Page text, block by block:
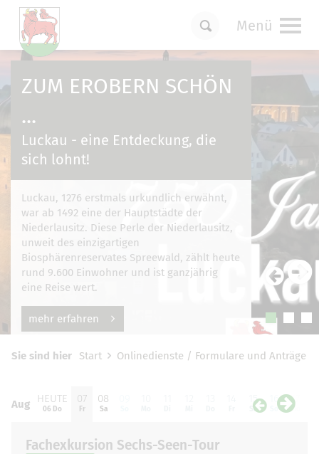
Menü
ZUM EROBERN SCHÖN
...
Luckau - eine Entdeckung, die
sich lohnt!
Luckau, 1276 erstmals urkundlich erwähnt,
war ab 1492 eine der Hauptstädte der
Niederlausitz. Diese Perle der Niederlausitz,
unweit des einzigartigen
Biosphärenreservates Spreewald, zählt heute
rund 9.600 Einwohner und ist ganzjährig
eine Reise wert.
mehr erfahren
Sie sind hier Start Onlinedienste / Formulare und Anträge
Aug HEUTE
06 Do
07
Fr
08
Sa
15
Sa
16
So
17
Mo
Aug
Fachexkursion Sechs-Seen-Tour
Um Einstellungen zur Barrierefreiheit
für funktionale Cookiesin den Cookie-